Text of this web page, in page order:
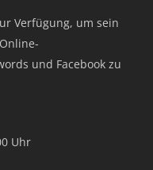
Verfügung, um sein
und Facebook zu
Uhr